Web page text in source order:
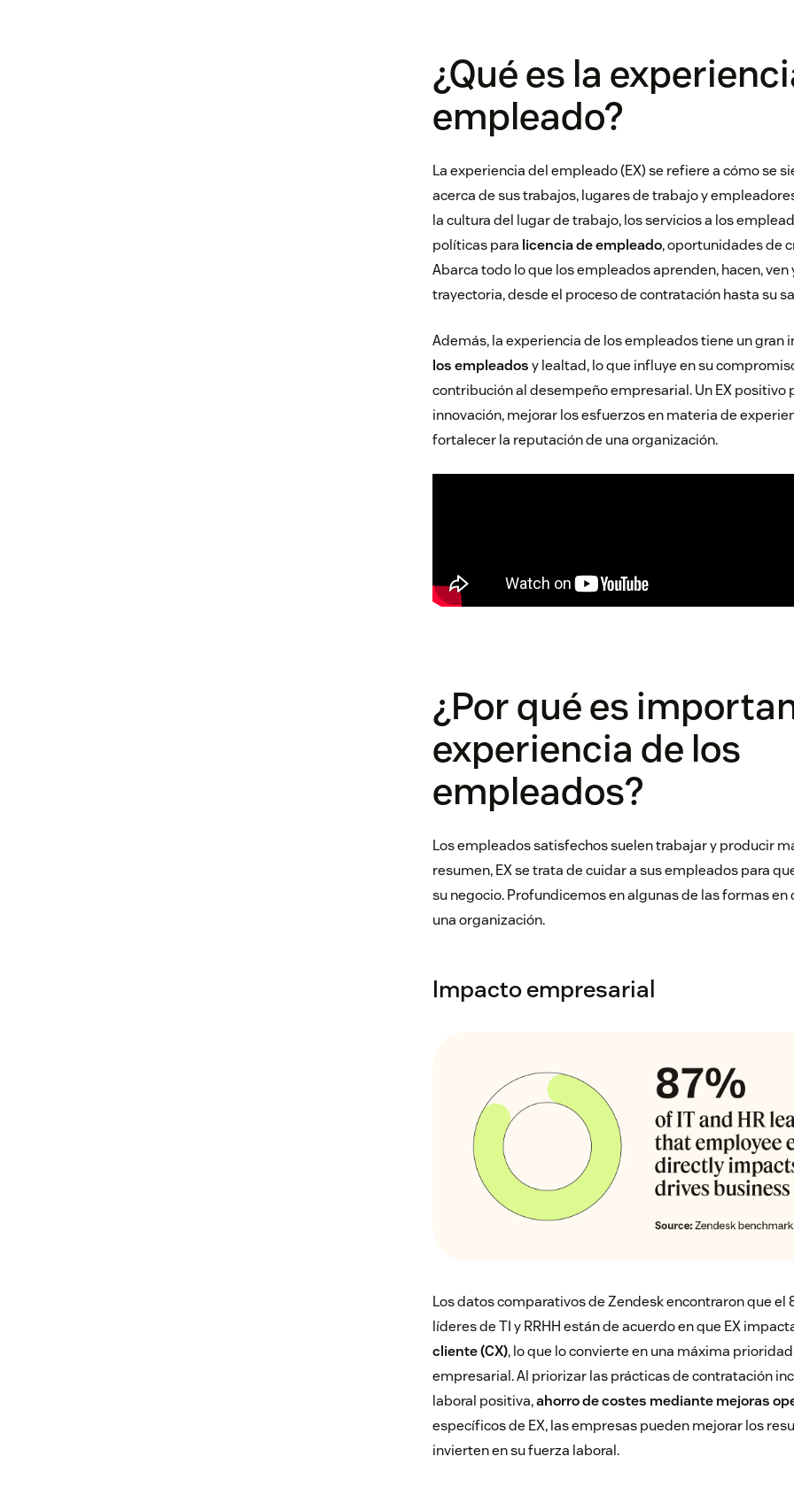
¿Qué es la
empleado?
La experiencia del empleado (EX) se refiere a cómo se
acerca de sus trabajos, lugares de trabajo y
la cultura del lugar de trabajo, los servicios a los
políticas para licencia de empleado, oportunidades de
Abarca todo lo que los empleados aprenden, hacen, ven
trayectoria, desde el proceso de contratación hasta su
Además, la experiencia de los empleados tiene un gran
los empleadosy lealtad, lo que influye en su
contribución al desempeño empresarial. Un EX positivo
innovación, mejorar los esfuerzos en materia de
fortalecer la reputación de una organización.
¿Por qué es
experiencia de los
empleados?
Los empleados satisfechos suelen trabajar y producir
resumen, EX se trata de cuidar a sus empleados para
su negocio. Profundicemos en algunas de las formas
una organización.
Impacto empresarial
Los datos comparativos de Zendesk encontraron que el
líderes de TI y RRHH están de acuerdo en que EX
cliente (CX), lo que lo convierte en una máxima
empresarial. Al priorizar las prácticas de contratación
laboral positiva,ahorro de costes mediante mejoras
específicos de EX, las empresas pueden mejorar los
invierten en su fuerza laboral.